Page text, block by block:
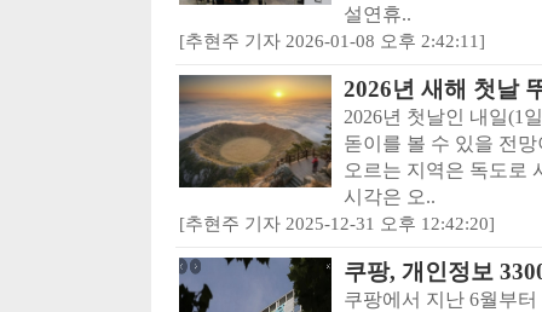
설연휴..
[추현주 기자 2026-01-08 오후 2:42:11]
2026년 새해 첫날
2026년 첫날인 내일(1
돋이를 볼 수 있을 전
오르는 지역은 독도로
시각은 오..
[추현주 기자 2025-12-31 오후 12:42:20]
쿠팡, 개인정보
쿠팡에서 지난 6월부